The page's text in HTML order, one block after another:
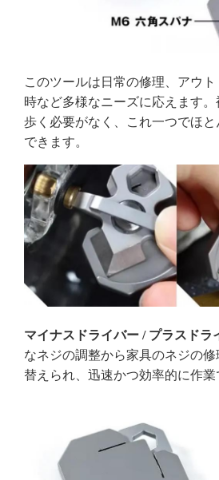
このツールは日常の修理、アウ
時など多様なニーズに応えます
歩く必要がなく、これ一つでほ
できます。
マイナスドライバー / プラスドラ
なネジの調整から家具のネジの修
替えられ、迅速かつ効率的に作業